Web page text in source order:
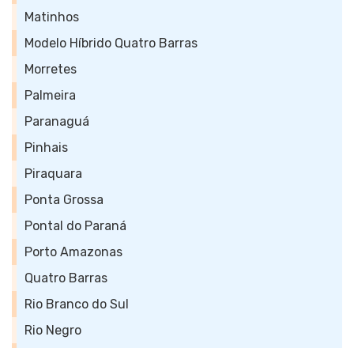
Matinhos
Modelo Híbrido Quatro Barras
Morretes
Palmeira
Paranaguá
Pinhais
Piraquara
Ponta Grossa
Pontal do Paraná
Porto Amazonas
Quatro Barras
Rio Branco do Sul
Rio Negro